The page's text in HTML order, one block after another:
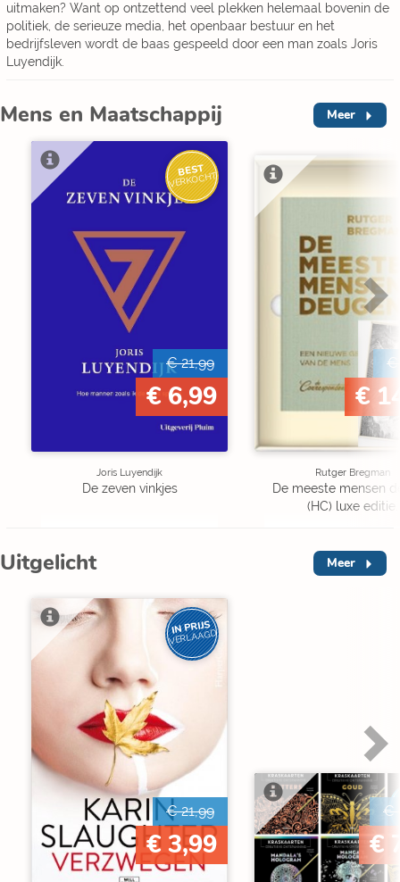
uitmaken? Want op ontzettend veel plekken helemaal bovenin de
politiek, de serieuze media, het openbaar bestuur en het
bedrijfsleven wordt de baas gespeeld door een man zoals Joris
Luyendijk.
Mens en Maatschappij Meer
BEST
VERKOCHT
€ 21,99
€ 6,99
Joris Luyendijk
De zeven vinkjes
€
€
Rutger Bregman
De meeste mensen
(HC) luxe editie.
Uitgelicht Meer
IN PRIJS
VERLAAGD
€ 21,99
€ 3,99
€
€